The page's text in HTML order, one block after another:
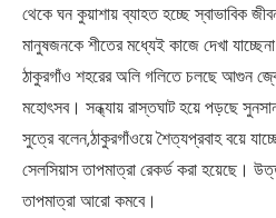
থেকে ঘন কুয়াশায় ব্যাহত হচ্ছে স্বাভাবিক
মানুষজনকে শীতের মধ্যেই কাজে দেখা
ঠাকুরগাঁও শহরের অলি গলিতে চলছে আগুন
মহোৎসব। সন্ধ্যায় রাস্তঘাট হয়ে পড়ছে
সুত্রে বলেন,ঠাকুরগাঁওয়ে শৈত্যপ্রবাহ বয়ে
সেলসিয়াস তাপমাত্রা রেকর্ড করা হয়েছে।
তাপমাত্রা আরো কমবে।